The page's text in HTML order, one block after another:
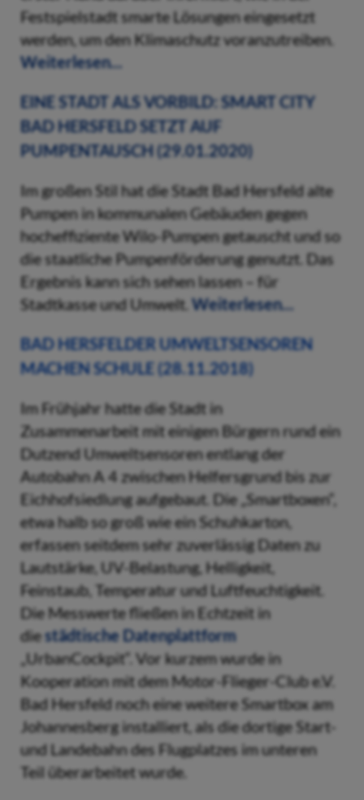
Festspielstadt smarte Lösungen eingesetzt
werden, um den Klimaschutz voranzutreiben.
Weiterlesen...
EINE STADT ALS VORBILD: SMART CITY
BAD HERSFELD SETZT AUF
PUMPENTAUSCH (29.01.2020)
Im großen Stil hat die Stadt Bad Hersfeld alte
Pumpen in kommunalen Gebäuden gegen
hocheffiziente Wilo-Pumpen getauscht und so
die staatliche Pumpenförderung genutzt. Das
Ergebnis kann sich sehen lassen – für
Stadtkasse und Umwelt.Weiterlesen...
BAD HERSFELDER UMWELTSENSOREN
MACHEN SCHULE (28.11.2018)
Im Frühjahr hatte die Stadt in
Zusammenarbeit mit einigen Bürgern rund ein
Dutzend Umweltsensoren entlang der
Autobahn A 4 zwischen Helfersgrund bis zur
Eichhofsiedlung aufgebaut. Die „Smartboxen“,
etwa halb so groß wie ein Schuhkarton,
erfassen seitdem sehr zuverlässig Daten zu
Lautstärke, UV-Belastung, Helligkeit,
Feinstaub, Temperatur und Luftfeuchtigkeit.
Die Messwerte fließen in Echtzeit in
diestädtische Datenplattform
„UrbanCockpit“. Vor kurzem wurde in
Kooperation mit dem Motor-Flieger-Club e.V.
Bad Hersfeld noch eine weitere Smartbox am
Johannesberg installiert, als die dortige Start-
und Landebahn des Flugplatzes im unteren
Teil überarbeitet wurde.